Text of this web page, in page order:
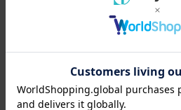
フルカバーリング仕様、アーム